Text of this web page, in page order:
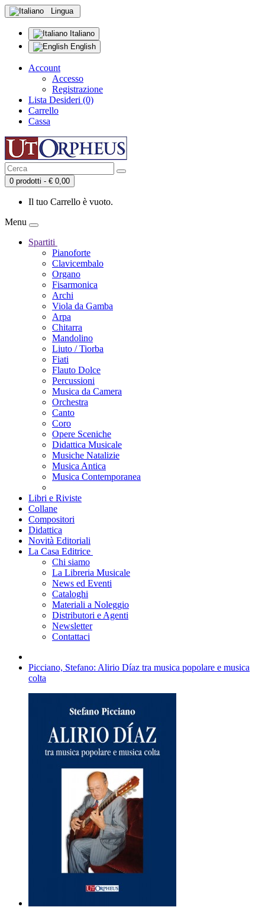
Lingua
Italiano
English
Account
Accesso
Registrazione
Lista Desideri (0)
Carrello
Cassa
0 prodotti - € 0,00
Il tuo Carrello è vuoto.
Menu
Spartiti
Pianoforte
Clavicembalo
Organo
Fisarmonica
Archi
Viola da Gamba
Arpa
Chitarra
Mandolino
Liuto / Tiorba
Fiati
Flauto Dolce
Percussioni
Musica da Camera
Orchestra
Canto
Coro
Opere Sceniche
Didattica Musicale
Musiche Natalizie
Musica Antica
Musica Contemporanea
Libri e Riviste
Collane
Compositori
Didattica
Novità Editoriali
La Casa Editrice
Chi siamo
La Libreria Musicale
News ed Eventi
Cataloghi
Materiali a Noleggio
Distributori e Agenti
Newsletter
Contattaci
Picciano, Stefano: Alirio Díaz tra musica popolare e musica
colta